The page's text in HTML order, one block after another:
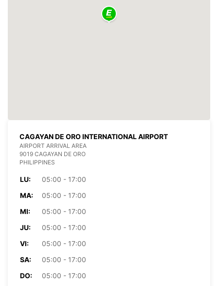
CAGAYAN DE ORO INTERNATIONAL AIRPORT
AIRPORT ARRIVAL AREA
9019 CAGAYAN DE ORO
PHILIPPINES
LU:
05:00 - 17:00
MA:
05:00 - 17:00
MI:
05:00 - 17:00
JU:
05:00 - 17:00
VI:
05:00 - 17:00
SA:
05:00 - 17:00
DO:
05:00 - 17:00